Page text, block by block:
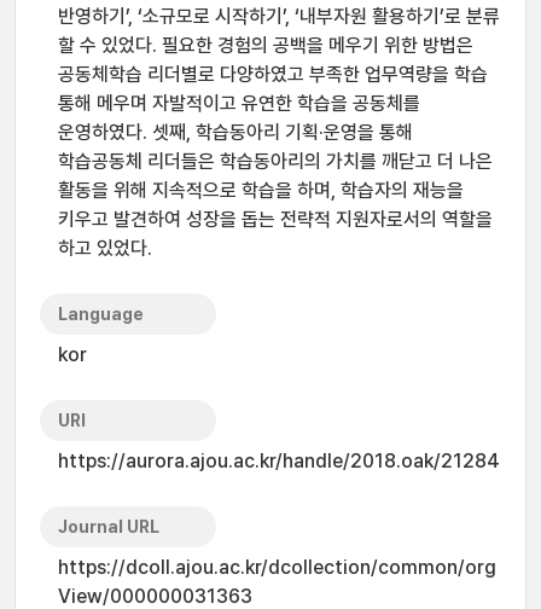
반영하기’, ‘소규모로 시작하기’, ‘내부자원 활용하기’로 분류
할 수 있었다. 필요한 경험의 공백을 메우기 위한 방법은
공동체학습 리더별로 다양하였고 부족한 업무역량을 학습
통해 메우며 자발적이고 유연한 학습을 공동체를
운영하였다. 셋째, 학습동아리 기획·운영을 통해
학습공동체 리더들은 학습동아리의 가치를 깨닫고 더 나은
활동을 위해 지속적으로 학습을 하며, 학습자의 재능을
키우고 발견하여 성장을 돕는 전략적 지원자로서의 역할을
하고 있었다.
Language
kor
URI
https://aurora.ajou.ac.kr/handle/2018.oak/21284
Journal URL
https://dcoll.ajou.ac.kr/dcollection/common/org
View/000000031363